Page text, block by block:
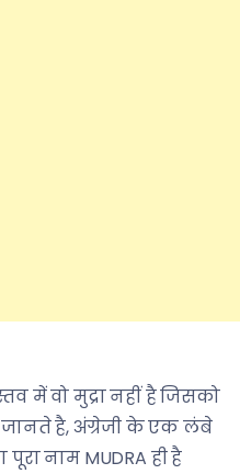
में वो मुद्रा नहीं है जिसको
है, अंग्रेजी के एक लंबे
नाम MUDRA ही है